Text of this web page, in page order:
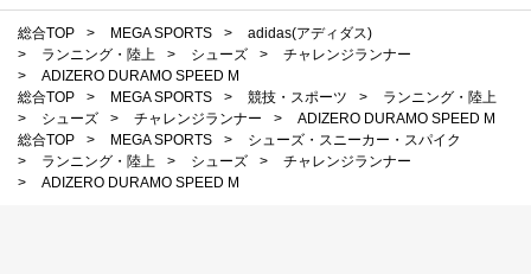
総合TOP > MEGA SPORTS >
adidas(アディダス)
>
ランニング・陸上 > シューズ >
チャレンジランナー
>
ADIZERO DURAMO SPEED M
総合TOP
> MEGA SPORTS > 競技・スポーツ >
ランニング・陸上
>
シューズ > チャレンジランナー >
ADIZERO DURAMO SPEED M
総合TOP
> MEGA SPORTS >
シューズ・スニーカー・スパイク
>
ランニング・陸上 > シューズ >
チャレンジランナー
>
ADIZERO DURAMO SPEED M